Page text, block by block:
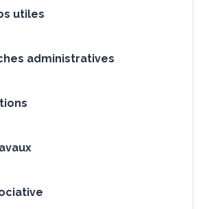
utiles
administratives